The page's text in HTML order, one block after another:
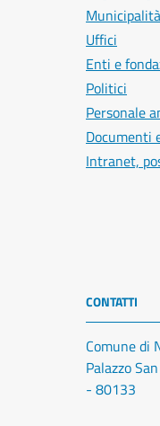
Municipalità
Uffici
Enti e
Politici
Personale
Documenti
Intranet,
CONTATTI
Comune di
Palazzo
- 80133